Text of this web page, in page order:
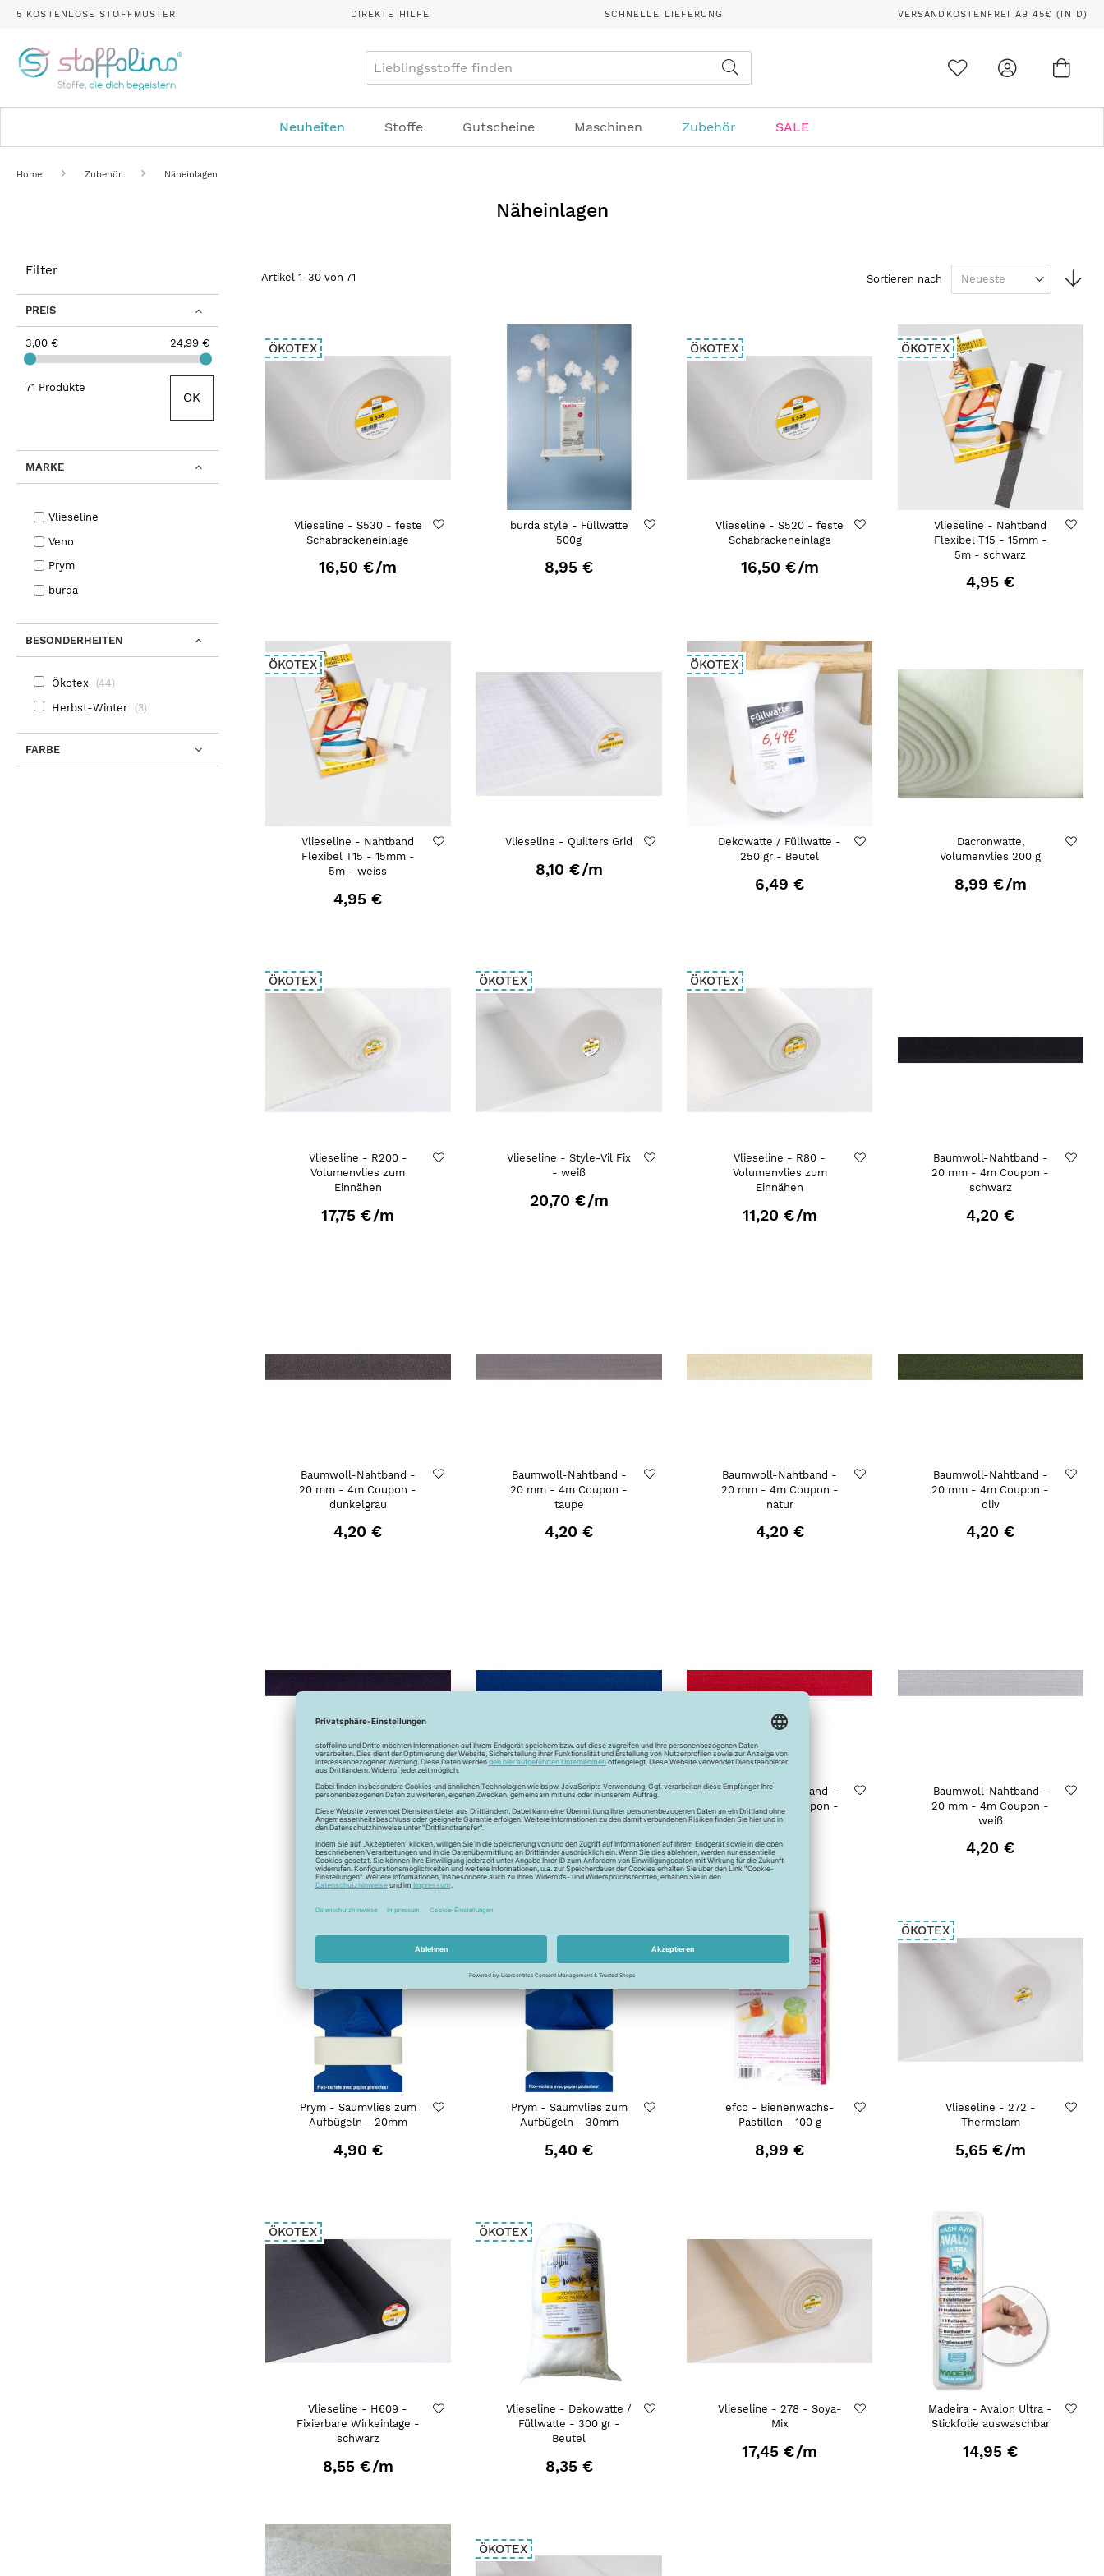
5 KOSTENLOSE STOFFMUSTER DIREKTE HILFE SCHNELLE LIEFERUNG VERSANDKOSTENFREI AB 45€ (IN D)
Neuheiten Stoffe Gutscheine Maschinen Zubehör SALE
Home Zubehör Näheinlagen
Näheinlagen
Artikel 1-30von 71 Sortieren nach
ÖKOTEX
Vlieseline - S530 - feste
Schabrackeneinlage
16,50 €/m
burda style - Füllwatte
500g
8,95 €
ÖKOTEX
Vlieseline - S520 - feste
Schabrackeneinlage
16,50 €/m
ÖKOTEX
Vlieseline - Nahtband
Flexibel T15 - 15mm -
5m - schwarz
4,95 €
ÖKOTEX
Vlieseline - Nahtband
Flexibel T15 - 15mm -
5m - weiss
4,95 €
Vlieseline - Quilters Grid
8,10 €/m
ÖKOTEX
Dekowatte / Füllwatte -
250 gr - Beutel
6,49 €
Dacronwatte,
Volumenvlies 200 g
8,99 €/m
ÖKOTEX
Vlieseline - R200 -
Volumenvlies zum
Einnähen
17,75 €/m
ÖKOTEX
Vlieseline - Style-Vil Fix
- weiß
20,70 €/m
ÖKOTEX
Vlieseline - R80 -
Volumenvlies zum
Einnähen
11,20 €/m
Baumwoll-Nahtband -
20 mm - 4m Coupon -
schwarz
4,20 €
Baumwoll-Nahtband -
20 mm - 4m Coupon -
dunkelgrau
4,20 €
Baumwoll-Nahtband -
20 mm - 4m Coupon -
taupe
4,20 €
Baumwoll-Nahtband -
20 mm - 4m Coupon -
natur
4,20 €
Baumwoll-Nahtband -
20 mm - 4m Coupon -
oliv
4,20 €
Baumwoll-Nahtband -
20 mm - 4m Coupon -
navy
4,20 €
Baumwoll-Nahtband -
20 mm - 4m Coupon -
blau
4,20 €
Baumwoll-Nahtband -
20 mm - 4m Coupon -
rot
4,20 €
Baumwoll-Nahtband -
20 mm - 4m Coupon -
weiß
4,20 €
Prym - Saumvlies zum
Aufbügeln - 20mm
4,90 €
Prym - Saumvlies zum
Aufbügeln - 30mm
5,40 €
efco - Bienenwachs-
Pastillen - 100 g
8,99 €
ÖKOTEX
Vlieseline - 272 -
Thermolam
5,65 €/m
ÖKOTEX
Vlieseline - H609 -
Fixierbare Wirkeinlage -
schwarz
8,55 €/m
ÖKOTEX
Vlieseline - Dekowatte /
Füllwatte - 300 gr -
Beutel
8,35 €
Vlieseline - 278 - Soya-
Mix
17,45 €/m
Madeira - Avalon Ultra -
Stickfolie auswaschbar
14,95 €
ÖKOTEX
Filter
PREIS
3,00 € 24,99 €
71 Produkte
OK
MARKE
Vlieseline
Veno
Prym
burda
BESONDERHEITEN
Ökotex 44
Herbst-Winter 3
FARBE